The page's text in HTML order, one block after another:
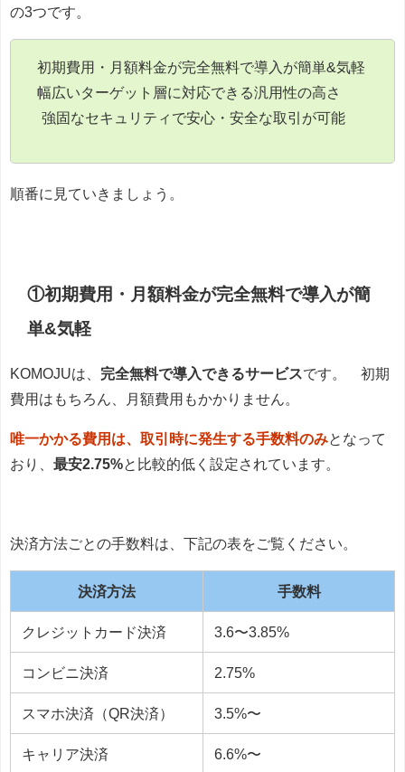
の3つです。
初期費用・月額料金が完全無料で導入が簡単&気軽
幅広いターゲット層に対応できる汎用性の高さ
強固なセキュリティで安心・安全な取引が可能
順番に見ていきましょう。
①初期費用・月額料金が完全無料で導入が簡
単&気軽
KOMOJUは、 完全無料で導入できるサービスです。 初期
費用はもちろん、月額費用もかかりません。
唯一かかる費用は、取引時に発生する手数料のみとなって
おり、 最安2.75%と比較的低く設定されています。
決済方法ごとの手数料は、下記の表をご覧ください。
決済方法 手数料
クレジットカード決済 3.6〜3.85%
コンビニ決済 2.75%
スマホ決済（QR決済） 3.5%〜
キャリア決済 6.6%〜